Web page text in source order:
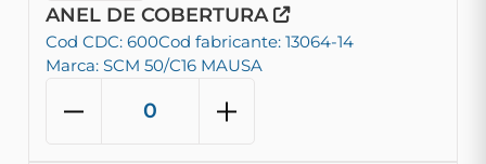
ANEL DE COBERTURA
Cod CDC: 600Cod fabricante: 13064-14
Marca: SCM 50/C16 MAUSA